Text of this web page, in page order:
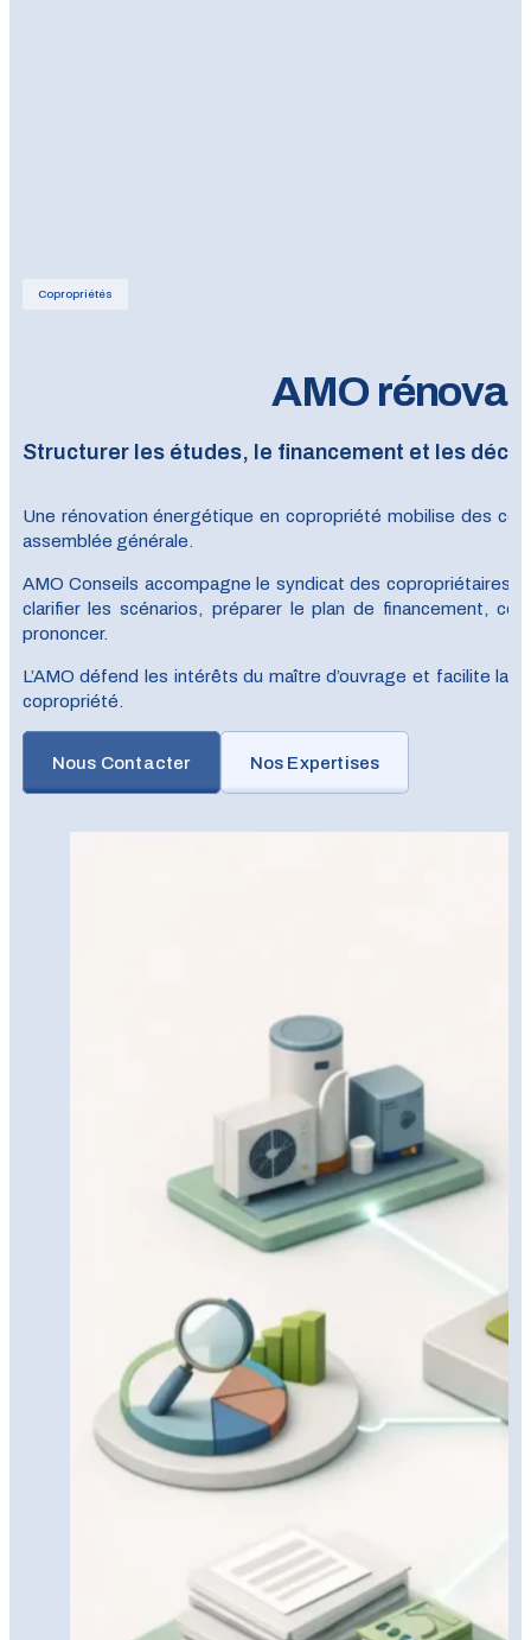
Copropriétés
AMO
Structurer les études, le financement et les
Une rénovation énergétique en copropriété mobilise des
assemblée générale.
AMO Conseils accompagne le syndicat des copropriétaires,
clarifier les scénarios, préparer le plan de financement,
prononcer.
L’AMO défend les intérêts du maître d’ouvrage et facilite
copropriété.
Nous Contacter Nos Expertises